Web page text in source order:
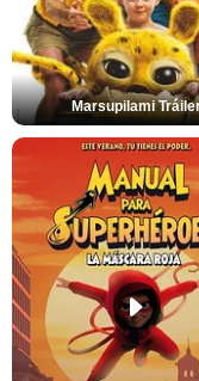
Marsupilami